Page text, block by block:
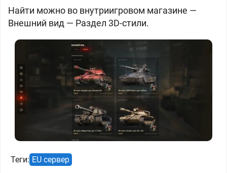
Найти можно во внутриигровом магазине —
Внешний вид — Раздел 3D-стили.
Теги: EU сервер